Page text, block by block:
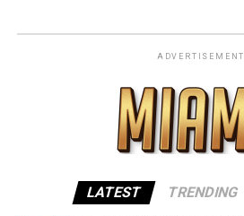
ADVERTISEMENT
LATEST TRENDING